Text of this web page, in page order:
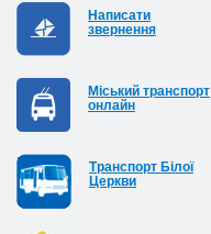
Написати
звернення
Міський транспорт
онлайн
Транспорт Білої
Церкви